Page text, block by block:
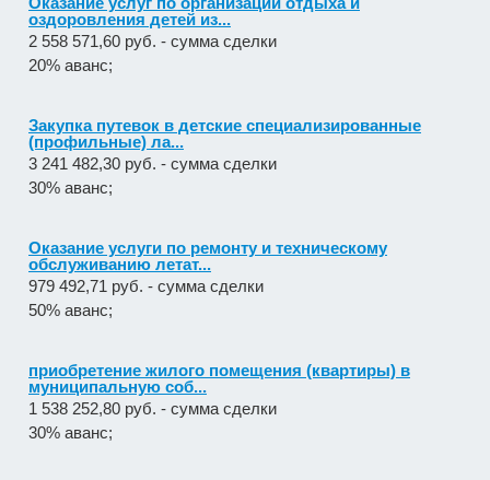
20% аванс;
Закупка путевок в детские специализированные
30% аванс;
Оказание услуги по ремонту и техническому
50% аванс;
приобретение жилого помещения (квартиры) в
30% аванс;
Закупка путевок в санаторно-курортные организации